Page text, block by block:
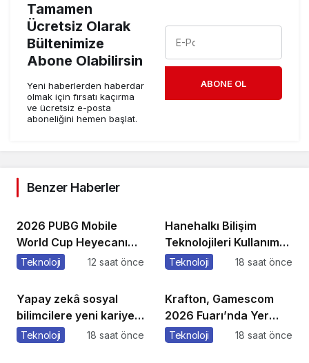
Tamamen
Ücretsiz Olarak
Bültenimize
Abone Olabilirsin
Yeni haberlerden haberdar
olmak için fırsatı kaçırma
ve ücretsiz e-posta
aboneliğini hemen başlat.
ABONE OL
Benzer Haberler
2026 PUBG Mobile
World Cup Heyecanı
Paris’te Başlıyor
Teknoloji 12 saat önce
Hanehalkı Bilişim
Teknolojileri Kullanım
Araştırması, 2026
Teknoloji 18 saat önce
Yapay zekâ sosyal
bilimcilere yeni kariyer
kapıları açıyor!
Teknoloji 18 saat önce
Krafton, Gamescom
2026 Fuarı’nda Yer
Alacak Oyunlarına Dair
Teknoloji 18 saat önce